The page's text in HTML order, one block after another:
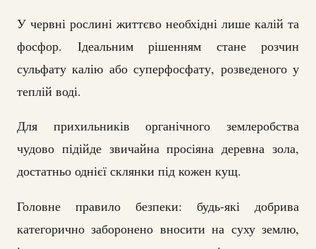
У червні рослині життєво необхідні лише калій та
фосфор. Ідеальним рішенням стане розчин
сульфату калію або суперфосфату, розведеного у
теплій воді.
Для прихильників органічного землеробства
чудово підійде звичайна просіяна деревна зола,
достатньо однієї склянки під кожен кущ.
Головне правило безпеки: будь-які добрива
категорично заборонено вносити на суху землю,